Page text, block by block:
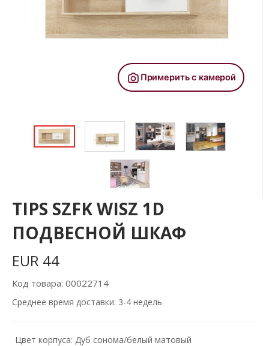
TIPS SZFK WISZ 1D
ПОДВЕСНОЙ ШКАФ
EUR 44
Код товара: 00022714
Cреднее время доставки: 3-4 недель
Цвет корпусa: Дуб сонома/белый матовый